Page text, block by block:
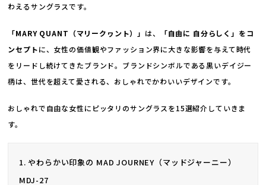
わえるサングラスです。
「MARY QUANT（マリークヮント）」 は、
「自由に 自分らしく」をコ
ンセプトに、女性の価値観やファッション界に大きな影響を与えて時代
をリードし続けてきたブランド。ブランドシンボルである黒いデイジー
柄は、世代を超えて愛される、おしゃれでかわいいデザインです。
おしゃれで自由な女性にピッタリのサングラスを15選紹介していきま
す。
1. やわらかい印象の MAD JOURNEY（マッドジャーニー）
MDJ-27